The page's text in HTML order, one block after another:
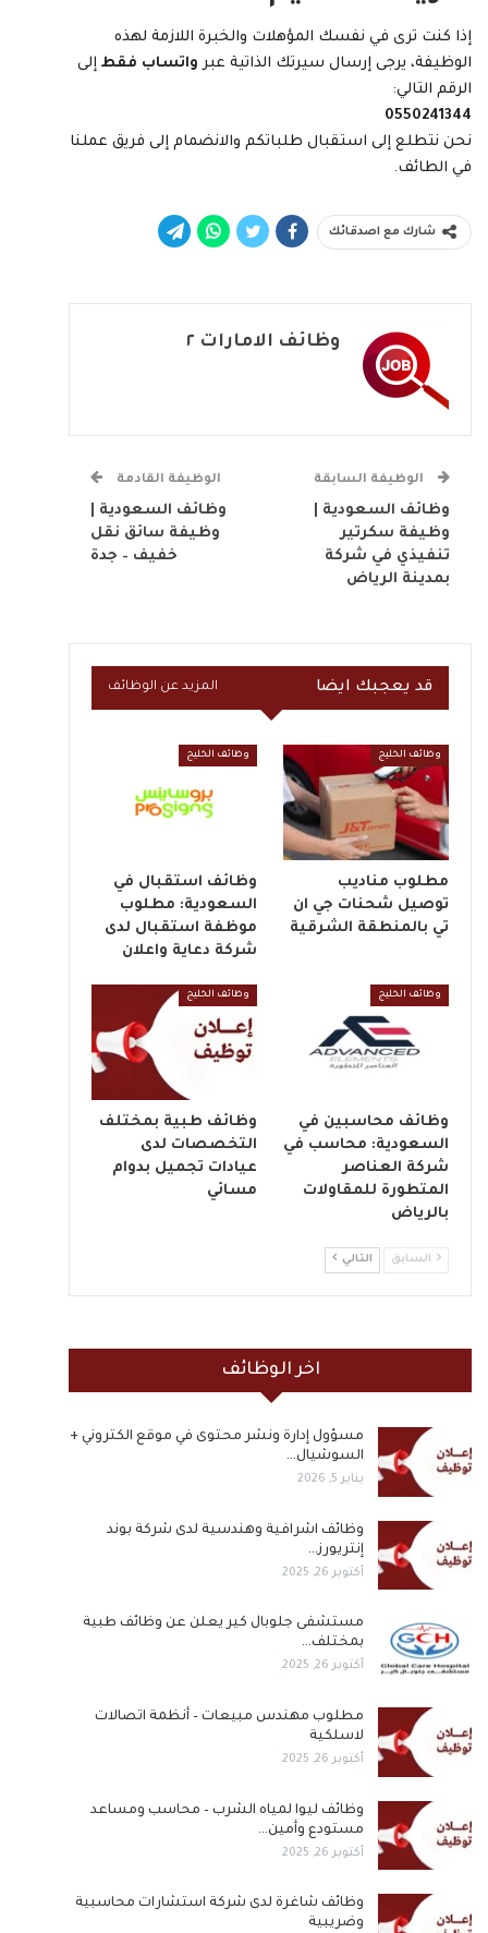
إذا كنت ترى في نفسك المؤهلات والخبرة اللازمة لهذه
الوظيفة، يرجى إرسال سيرتك الذاتية عبر واتساب فقط إلى
الرقم التالي:
0550241344
نحن نتطلع إلى استقبال طلباتكم والانضمام إلى فريق عملنا
في الطائف.
شارك مع اصدقائك
وظائف الامارات ٢
الوظيفة السابقة
وظائف السعودية |
وظيفة سكرتير
تنفيذي في شركة
بمدينة الرياض
الوظيفة القادمة
وظائف السعودية |
وظيفة سائق نقل
خفيف – جدة
قد يعجبك ايضا المزيد عن الوظائف
وظائف الخليج
مطلوب مناديب
توصيل شحنات جي ان
تي بالمنطقة الشرقية
وظائف الخليج
وظائف استقبال في
السعودية: مطلوب
موظفة استقبال لدى
شركة دعاية واعلان
وظائف الخليج
وظائف محاسبين في
السعودية: محاسب في
شركة العناصر
المتطورة للمقاولات
بالرياض
وظائف الخليج
وظائف طبية بمختلف
التخصصات لدى
عيادات تجميل بدوام
مسائي
السابق التالي
اخر الوظائف
مسؤول إدارة ونشر محتوى في موقع الكتروني +
السوشيال…
يناير 5, 2026
وظائف اشرافية وهندسية لدى شركة بوند
إنتريورز…
أكتوبر 26, 2025
مستشفى جلوبال كير يعلن عن وظائف طبية
بمختلف…
أكتوبر 26, 2025
مطلوب مهندس مبيعات – أنظمة اتصالات
لاسلكية
أكتوبر 26, 2025
وظائف ليوا لمياه الشرب – محاسب ومساعد
مستودع وأمين…
أكتوبر 26, 2025
وظائف شاغرة لدى شركة استشارات محاسبية
وضريبية